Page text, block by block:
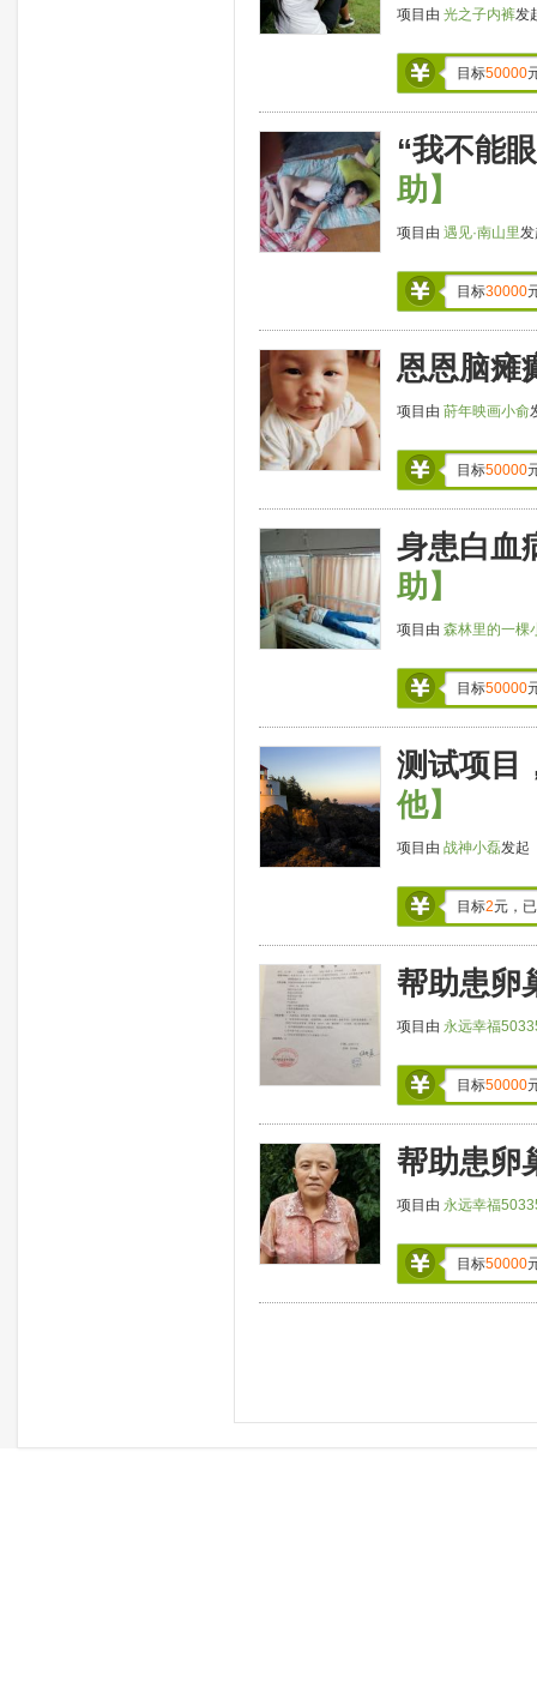
项目由 光之子内裤发
目标50000
“我不能
助】
项目由 遇见·南山里
目标30000
恩恩脑瘫
项目由 莳年映画小俞
目标50000
身患白血
助】
项目由 森林里的一棵
目标50000
测试项目
他】
项目由 战神小磊发起
目标2元，
帮助患卵
项目由 永远幸福
目标50000
帮助患卵
项目由 永远幸福
目标50000